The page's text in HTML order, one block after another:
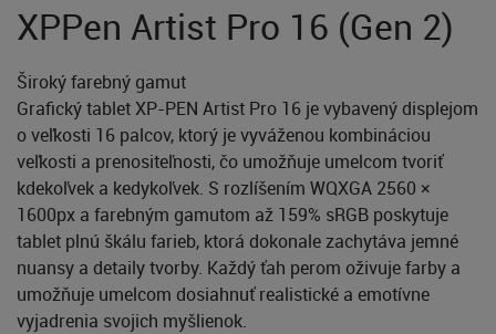
XPPen Artist Pro 16 (Gen 2)
Široký farebný gamut
Grafický tablet XP-PEN Artist Pro 16 je vybavený displejom
o veľkosti 16 palcov, ktorý je vyváženou kombináciou
veľkosti a prenositeľnosti, čo umožňuje umelcom tvoriť
kdekoľvek a kedykoľvek. S rozlíšením WQXGA 2560 ×
1600px a farebným gamutom až 159% sRGB poskytuje
tablet plnú škálu farieb, ktorá dokonale zachytáva jemné
nuansy a detaily tvorby. Každý ťah perom oživuje farby a
umožňuje umelcom dosiahnuť realistické a emotívne
vyjadrenia svojich myšlienok.